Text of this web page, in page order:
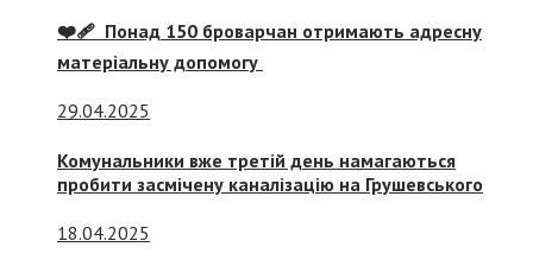
❤️‍🩹 Понад 150 броварчан отримають адресну
матеріальну допомогу
29.04.2025
Комунальники вже третій день намагаються
пробити засмічену каналізацію на Грушевського
18.04.2025